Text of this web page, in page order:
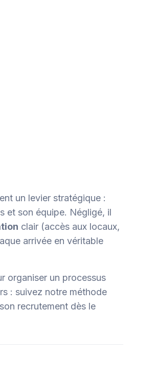
un levier stratégique :
et son équipe. Négligé, il
clair (accès aux locaux,
arrivée en véritable
organiser un processus
: suivez notre méthode
recrutement dès le